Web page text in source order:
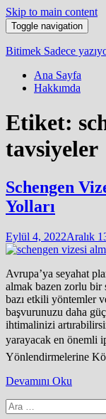
Skip to main content
Toggle navigation
Bitimek Sadece
Ana Sayfa
Hakkımda
Etiket:
tavsiyeler
Schengen
Yolları
Eylül 4, 2022Aralık
Avrupa’ya seyahat
almak bazen zorlu bir
bazı etkili yöntemler
başvurunuzu daha
ihtimalinizi
yarayacak en önemli
Yönlendirmelerine
Devamını Oku
Arama